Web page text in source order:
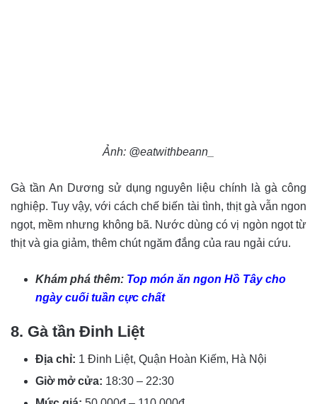
Ảnh: @eatwithbeann_
Gà tần An Dương sử dụng nguyên liệu chính là gà công
nghiệp. Tuy vậy, với cách chế biến tài tình, thịt gà vẫn ngon
ngọt, mềm nhưng không bã. Nước dùng có vị ngòn ngọt từ
thịt và gia giảm, thêm chút ngăm đắng của rau ngải cứu.
Khám phá thêm: Top món ăn ngon Hồ Tây cho
ngày cuối tuần cực chất
8. Gà tần Đinh Liệt
Địa chỉ: 1 Đinh Liệt, Quận Hoàn Kiếm, Hà Nội
Giờ mở cửa: 18:30 – 22:30